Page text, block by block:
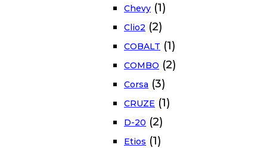
Chevy (1)
Clio2 (2)
COBALT (1)
COMBO (2)
Corsa (3)
CRUZE (1)
D-20 (2)
Etios (1)